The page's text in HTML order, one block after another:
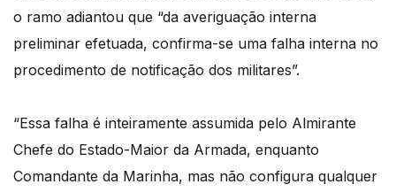
o ramo adiantou que “da averiguação interna
preliminar efetuada, confirma-se uma falha interna no
procedimento de notificação dos militares”.
“Essa falha é inteiramente assumida pelo Almirante
Chefe do Estado-Maior da Armada, enquanto
Comandante da Marinha, mas não configura qualquer